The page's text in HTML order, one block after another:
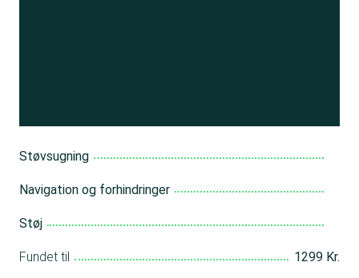
Støvsugning
Navigation og forhindringer
Støj
Fundet til 1299 Kr.